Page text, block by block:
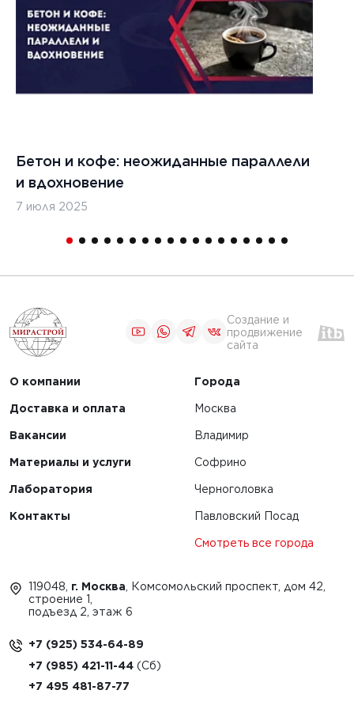
Бетон и кофе: неожиданные параллели
и вдохновение
7 июля 2025
Создание и
продвижение
сайта
О компании
Доставка и оплата
Вакансии
Материалы и услуги
Лаборатория
Контакты
Города
Москва
Владимир
Софрино
Черноголовка
Павловский Посад
Смотреть все города
119048, г. Москва , Комсомольский проспект, дом 42,
строение 1,
подъезд 2, этаж 6
+7 (925) 534-64-89
+7 (985) 421-11-44
+7 495 481-87-77